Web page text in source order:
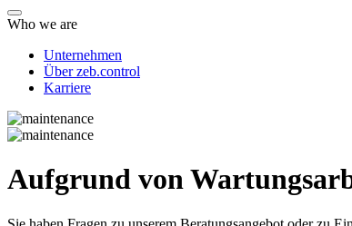
Who we are
Unternehmen
Über zeb.control
Karriere
Aufgrund von